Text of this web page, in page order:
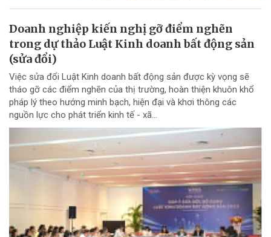
Doanh nghiệp kiến nghị gỡ điểm nghẽn
trong dự thảo Luật Kinh doanh bất động sản
(sửa đổi)
Việc sửa đổi Luật Kinh doanh bất động sản được kỳ vọng sẽ
tháo gỡ các điểm nghẽn của thị trường, hoàn thiện khuôn khổ
pháp lý theo hướng minh bạch, hiện đại và khơi thông các
nguồn lực cho phát triển kinh tế - xã...